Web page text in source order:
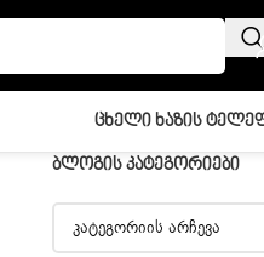
Ცხელი Ხაზის
ᲑᲚᲝᲒᲘᲡ ᲙᲐᲢᲔᲒᲝᲠᲘᲔᲑᲘ